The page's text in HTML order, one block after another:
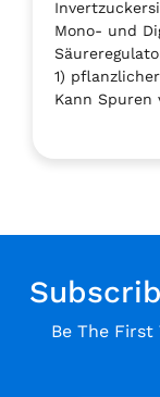
Mono- und
1)
Kann Spuren
Be The First